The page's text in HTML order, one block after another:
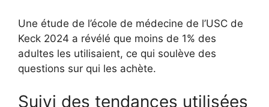
Une étude de l’école de médecine de l’USC de
Keck 2024 a révélé que moins de 1% des
adultes les utilisaient, ce qui soulève des
questions sur qui les achète.
Suivi des tendances utilisées